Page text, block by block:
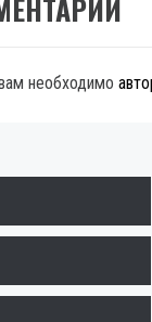
необходимо